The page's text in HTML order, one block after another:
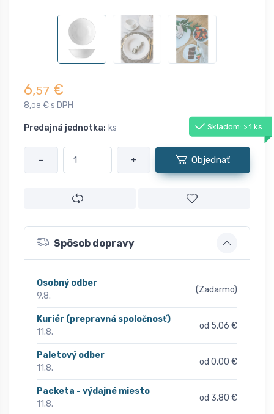
6,57 €
8,08 € s DPH
Predajná jednotka: ks Skladom: > 1 ks
− + Objednať
Spôsob dopravy
Osobný odber
9.8.
(Zadarmo)
Kuriér (prepravná spoločnosť)
11.8.
od 5,06 €
Paletový odber
11.8.
od 0,00 €
Packeta - výdajné miesto
11.8.
od 3,80 €